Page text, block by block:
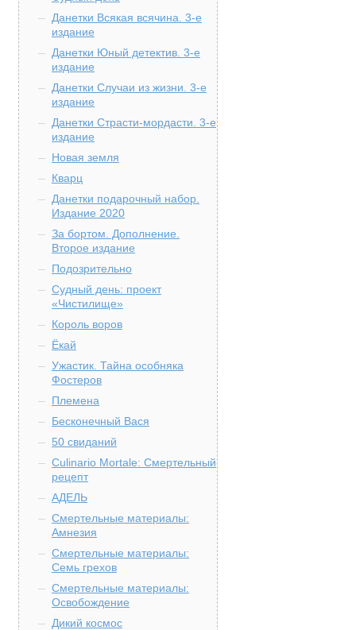
Данетки Всякая всячина. 3-е
издание
Данетки Юный детектив. 3-е
издание
Данетки Случаи из жизни. 3-е
издание
Данетки Страсти-мордасти. 3-е
издание
Новая земля
Кварц
Данетки подарочный набор.
Издание 2020
За бортом. Дополнение.
Второе издание
Подозрительно
Судный день: проект
«Чистилище»
Король воров
Ёкай
Ужастик. Тайна особняка
Фостеров
Племена
Бесконечный Вася
50 свиданий
Culinario Mortale: Смертельный
рецепт
АДЕЛЬ
Смертельные материалы:
Амнезия
Смертельные материалы:
Семь грехов
Смертельные материалы:
Освобождение
Дикий космос